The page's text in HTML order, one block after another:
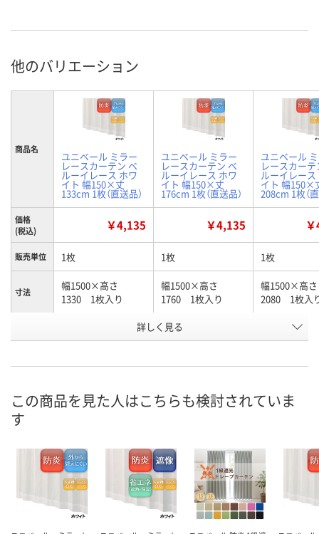
他のバリエーション
商品名
ユニベール ミラー
レースカーテン ベ
ルーイレース ホワ
イト 幅150×丈
133cm 1枚（直送品）
ユニベール ミラー
レースカーテン ベ
ルーイレース ホワ
イト 幅150×丈
176cm 1枚（直送品）
ユニベール
レースカーテ
ルーイレース
イト 幅150×
208cm 1枚（
価格
(税込)
￥4,135 ￥4,135
販売単位 1枚 1枚 1枚
寸法
幅1500×高さ
1330 1枚入り
幅1500×高さ
1760 1枚入り
幅1500×高さ
2080 1枚入
J101004 J101006
8月21日（金）まで
カゴへ カゴへ カ
詳しく見る
この商品を見た人はこちらも検討されていま
す